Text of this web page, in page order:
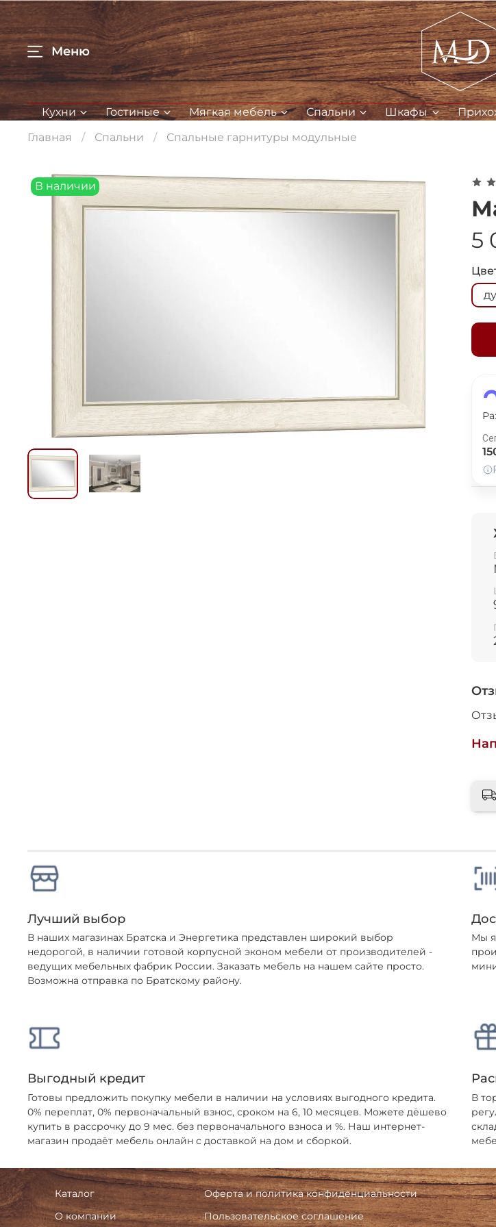
Меню
Кухни Гостиные Мягкая мебель Спальни Шкафы
Главная
Спальни Спальные гарнитуры модульные
В наличии
5
Лучший выбор
В наших магазинах Братска и Энергетика представлен широкий выбор
недорогой, в наличии готовой корпусной эконом мебели от производителей -
ведущих мебельных фабрик России. Заказать мебель на нашем сайте просто.
Возможна отправка по Братскому району.
Мы
Выгодный кредит
Готовы предложить покупку мебели в наличии на условиях выгодного кредита.
0% переплат, 0% первоначальный взнос, сроком на 6, 10 месяцев. Можете дёшево
купить в рассрочку до 9 мес. без первоначального взноса и %. Наш интернет-
магазин продаёт мебель онлайн с доставкой на дом и сборкой.
В
Каталог
О компании
Оферта и политика конфиденциальности
Пользовательское соглашение
Для клиентов всех банков
оплату на
в корзину
Оплачивайте сегодня только
выбранный
об оплате
Остались
8 800 302-